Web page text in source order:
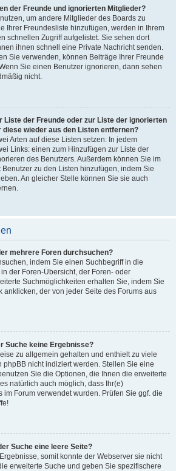
der Freunde und ignorierten Mitglieder?
um andere Mitglieder des Boards zu
Ihrer Freundesliste hinzufügen, werden in Ihrem
schnellen Zugriff aufgelistet. Sie sehen dort
ihnen schnell eine Private Nachricht senden.
Sie verwenden, können Beiträge Ihrer Freunde
Sie einen Benutzer ignorieren, dann sehen
nicht.
Liste der Freunde oder zur Liste der ignorierten
diese wieder aus den Listen entfernen?
Arten auf diese Listen setzen: In jedem
Links: einen zum Hinzufügen zur Liste der
des Benutzers. Außerdem können Sie im
zu den Listen hinzufügen, indem Sie
An gleicher Stelle können Sie sie auch
mehrere Foren durchsuchen?
indem Sie einen Suchbegriff in die
der Foren-Übersicht, der Foren- oder
Suchmöglichkeiten erhalten Sie, indem Sie
anklicken, der von jeder Seite des Forums aus
Suche keine Ergebnisse?
zu allgemein gehalten und enthielt zu viele
phpBB nicht indiziert werden. Stellen Sie eine
Sie die Optionen, die Ihnen die erweiterte
natürlich auch möglich, dass Ihr(e)
im Forum verwendet wurden. Prüfen Sie ggf. die
Suche eine leere Seite?
somit konnte der Webserver sie nicht
erweiterte Suche und geben Sie spezifischere